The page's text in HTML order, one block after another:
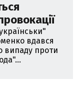
вдався
випаду проти